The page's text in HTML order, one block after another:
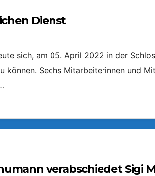
Dienst
sich, am 05. April 2022 in der
können. Sechs Mitarbeiterinnen und
verabschiedet Sigi